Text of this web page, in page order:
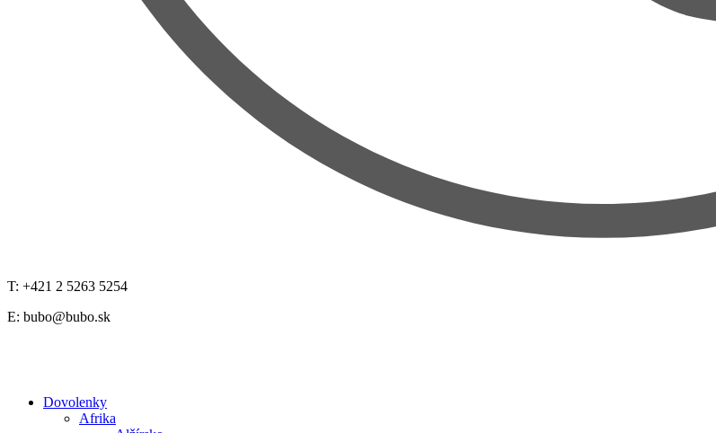
T: +421 2 5263 5254
E: bubo@bubo.sk
Dovolenky
Afrika